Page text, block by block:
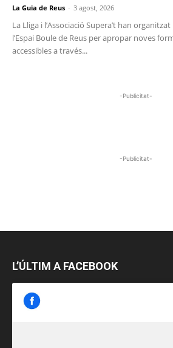
La Guia de Reus - 3 agost, 2026
La Lliga i l’Associació Supera’t han
l’Espai Boule de Reus per apropar noves
accessibles a través...
-Publicitat-
-Publicitat-
L’ÚLTIM A FACEBOOK